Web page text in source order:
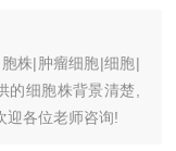
株|肿瘤细胞|细胞|
的细胞株背景清楚,
迎各位老师咨询!